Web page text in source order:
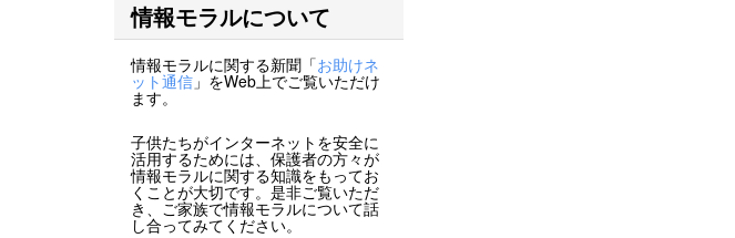
情報モラルについて
情報モラルに関する新聞「お助けネ
ット通信 」をWeb上でご覧いただけ
ます。
子供たちがインターネットを安全に
活用するためには、保護者の方々が
情報モラルに関する知識をもってお
くことが大切です。是非ご覧いただ
き、ご家族で情報モラルについて話
し合ってみてください。